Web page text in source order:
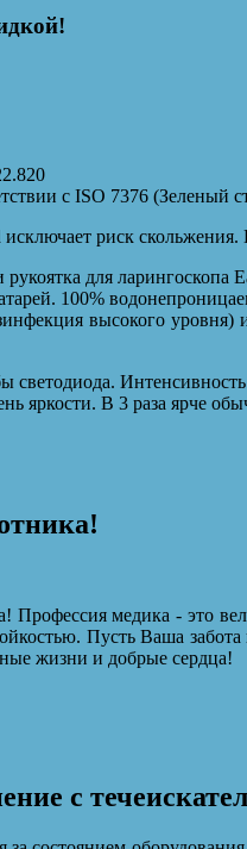
с ISO 7376 (Зеленый
риск
для ларингоскопа
100%
высокого уровня)
яркости. В 3 раза ярче
медика - это
Пусть Ваша
жизни и добрые сердца!
с